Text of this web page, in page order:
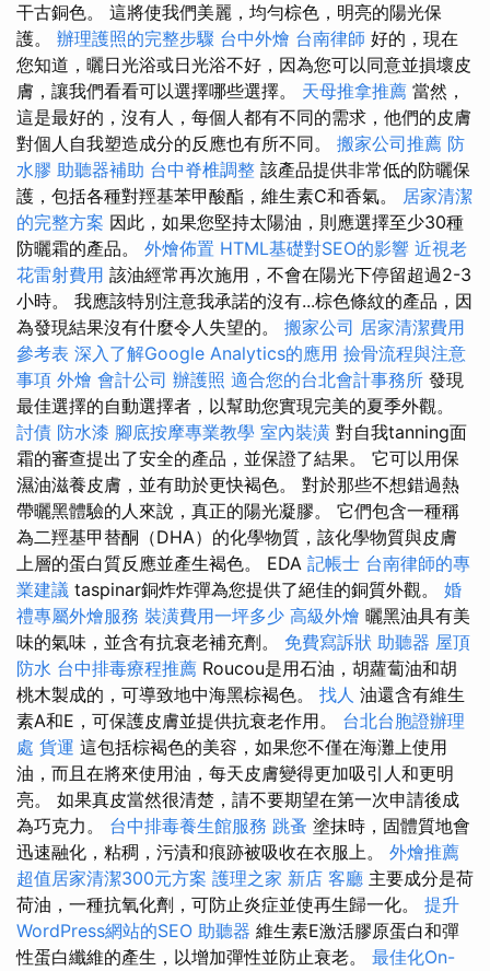
干古銅色。 這將使我們美麗，均勻棕色，明亮的陽光保
護。 辦理護照的完整步驟 台中外燴 台南律師 好的，現在
您知道，曬日光浴或日光浴不好，因為您可以同意並損壞皮
膚，讓我們看看可以選擇哪些選擇。 天母推拿推薦 當然，
這是最好的，沒有人，每個人都有不同的需求，他們的皮膚
對個人自我塑造成分的反應也有所不同。 搬家公司推薦 防
水膠 助聽器補助 台中脊椎調整 該產品提供非常低的防曬保
護，包括各種對羥基苯甲酸酯，維生素C和香氣。 居家清潔
的完整方案 因此，如果您堅持太陽油，則應選擇至少30種
防曬霜的產品。 外燴佈置 HTML基礎對SEO的影響 近視老
花雷射費用 該油經常再次施用，不會在陽光下停留超過2-3
小時。 我應該特別注意我承諾的沒有...棕色條紋的產品，因
為發現結果沒有什麼令人失望的。 搬家公司 居家清潔費用
參考表 深入了解Google Analytics的應用 撿骨流程與注意
事項 外燴 會計公司 辦護照 適合您的台北會計事務所 發現
最佳選擇的自動選擇者，以幫助您實現完美的夏季外觀。
討債 防水漆 腳底按摩專業教學 室內裝潢 對自我tanning面
霜的審查提出了安全的產品，並保證了結果。 它可以用保
濕油滋養皮膚，並有助於更快褐色。 對於那些不想錯過熱
帶曬黑體驗的人來說，真正的陽光凝膠。 它們包含一種稱
為二羥基甲替酮（DHA）的化學物質，該化學物質與皮膚
上層的蛋白質反應並產生褐色。 EDA 記帳士 台南律師的專
業建議 taspinar銅炸炸彈為您提供了絕佳的銅質外觀。 婚
禮專屬外燴服務 裝潢費用一坪多少 高級外燴 曬黑油具有美
味的氣味，並含有抗衰老補充劑。 免費寫訴狀 助聽器 屋頂
防水 台中排毒療程推薦 Roucou是用石油，胡蘿蔔油和胡
桃木製成的，可導致地中海黑棕褐色。 找人 油還含有維生
素A和E，可保護皮膚並提供抗衰老作用。 台北台胞證辦理
處 貨運 這包括棕褐色的美容，如果您不僅在海灘上使用
油，而且在將來使用油，每天皮膚變得更加吸引人和更明
亮。 如果真皮當然很清楚，請不要期望在第一次申請後成
為巧克力。 台中排毒養生館服務 跳蚤 塗抹時，固體質地會
迅速融化，粘稠，污漬和痕跡被吸收在衣服上。 外燴推薦
超值居家清潔300元方案 護理之家 新店 客廳 主要成分是荷
荷油，一種抗氧化劑，可防止炎症並使再生歸一化。 提升
WordPress網站的SEO 助聽器 維生素E激活膠原蛋白和彈
性蛋白纖維的產生，以增加彈性並防止衰老。 最佳化On-